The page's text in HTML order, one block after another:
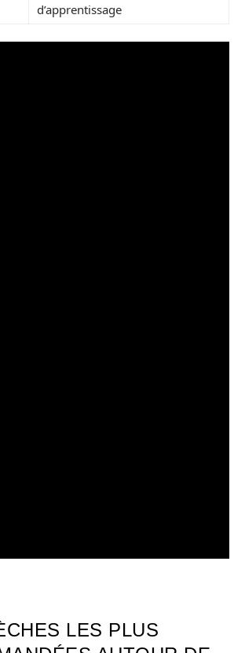
d’apprentissage
LES PLUS